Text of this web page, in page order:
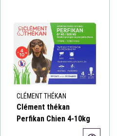
CLÉMENT THÉKAN
Clément thékan
Perfikan Chien 4-10kg